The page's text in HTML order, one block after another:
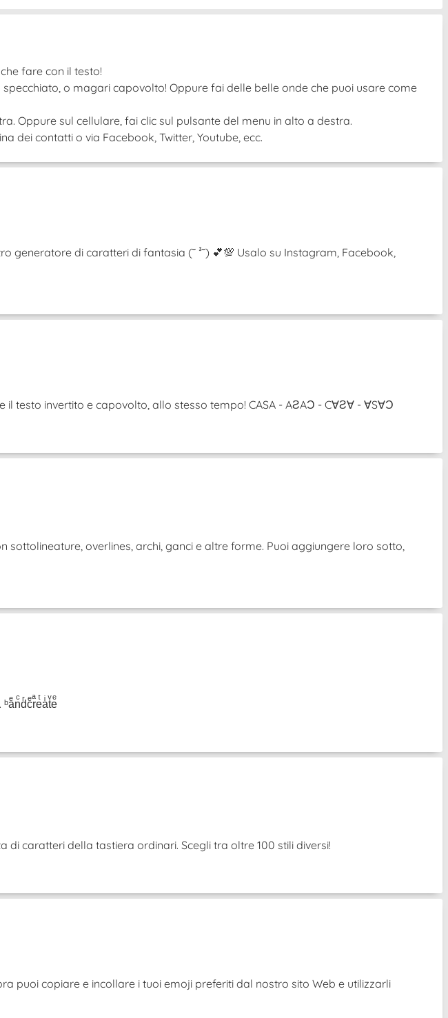
fare con il testo!
o magari capovolto! Oppure fai delle belle onde che puoi usare come
Oppure sul cellulare, fai clic sul pulsante del menu in alto a destra.
dei contatti o via Facebook, Twitter, Youtube, ecc.
di caratteri di fantasia (˘ ³˘) 💕💯 Usalo su Instagram, Facebook,
testo invertito e capovolto, allo stesso tempo! CASA - AƧAƆ - C∀Ƨ∀ - ∀S∀Ɔ
overlines, archi, ganci e altre forme. Puoi aggiungere loro sotto,
di caratteri della tastiera ordinari. Scegli tra oltre 100 stili diversi!
puoi copiare e incollare i tuoi emoji preferiti dal nostro sito Web e utilizzarli